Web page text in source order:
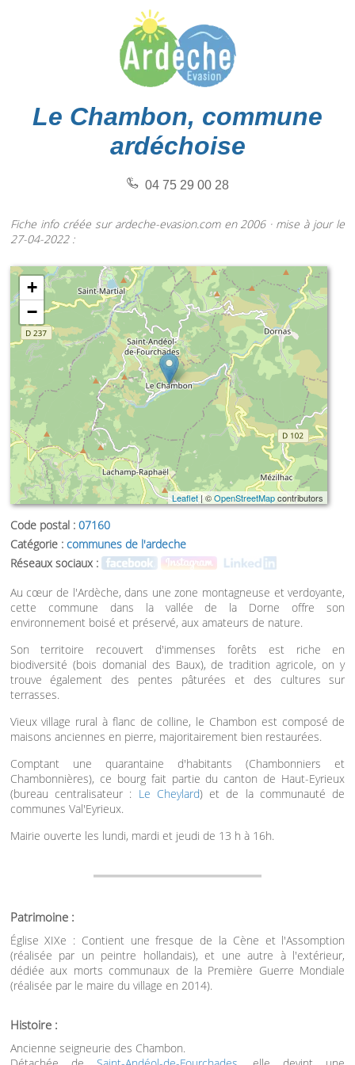
Le Chambon, commune
ardéchoise
04 75 29 00 28
Fiche info créée sur ardeche-evasion.com en 2006 · mise à jour le
27-04-2022 :
+
−
Leaflet| ©OpenStreetMapcontributors
Code postal : 07160
Catégorie : communes de l'ardeche
Réseaux sociaux :
Au cœur de l'Ardèche, dans une zone montagneuse et verdoyante,
cette commune dans la vallée de la Dorne offre son
environnement boisé et préservé, aux amateurs de nature.
Son territoire recouvert d'immenses forêts est riche en
biodiversité (bois domanial des Baux), de tradition agricole, on y
trouve également des pentes pâturées et des cultures sur
terrasses.
Vieux village rural à flanc de colline, le Chambon est composé de
maisons anciennes en pierre, majoritairement bien restaurées.
Comptant une quarantaine d'habitants (Chambonniers et
Chambonnières), ce bourg fait partie du canton de Haut-Eyrieux
(bureau centralisateur : Le Cheylard) et de la communauté de
communes Val'Eyrieux.
Mairie ouverte les lundi, mardi et jeudi de 13 h à 16h.
Patrimoine :
Église XIXe : Contient une fresque de la Cène et l'Assomption
(réalisée par un peintre hollandais), et une autre à l'extérieur,
dédiée aux morts communaux de la Première Guerre Mondiale
(réalisée par le maire du village en 2014).
Histoire :
Ancienne seigneurie des Chambon.